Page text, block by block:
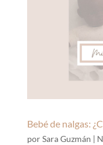
Bebé de nalgas:
porSara Guzmán |